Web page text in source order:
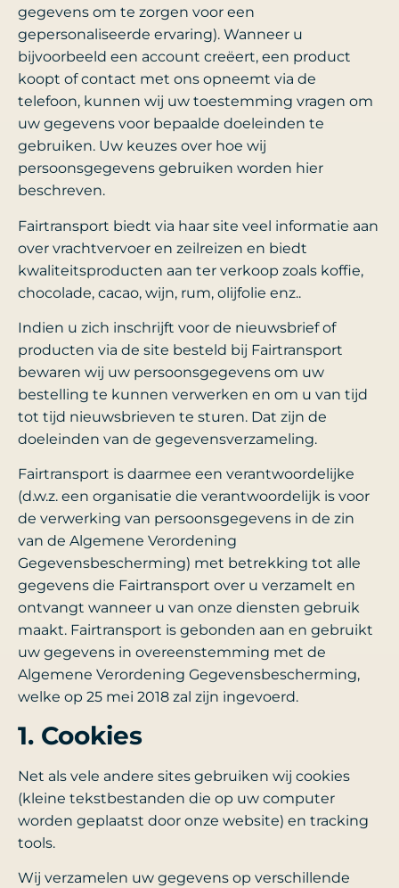
gegevens om te zorgen voor een
gepersonaliseerde ervaring). Wanneer u
bijvoorbeeld een account creëert, een product
koopt of contact met ons opneemt via de
telefoon, kunnen wij uw toestemming vragen om
uw gegevens voor bepaalde doeleinden te
gebruiken. Uw keuzes over hoe wij
persoonsgegevens gebruiken worden hier
beschreven.
Fairtransport biedt via haar site veel informatie aan
over vrachtvervoer en zeilreizen en biedt
kwaliteitsproducten aan ter verkoop zoals koffie,
chocolade, cacao, wijn, rum, olijfolie enz..
Indien u zich inschrijft voor de nieuwsbrief of
producten via de site besteld bij Fairtransport
bewaren wij uw persoonsgegevens om uw
bestelling te kunnen verwerken en om u van tijd
tot tijd nieuwsbrieven te sturen. Dat zijn de
doeleinden van de gegevensverzameling.
Fairtransport is daarmee een verantwoordelijke
(d.w.z. een organisatie die verantwoordelijk is voor
de verwerking van persoonsgegevens in de zin
van de Algemene Verordening
Gegevensbescherming) met betrekking tot alle
gegevens die Fairtransport over u verzamelt en
ontvangt wanneer u van onze diensten gebruik
maakt. Fairtransport is gebonden aan en gebruikt
uw gegevens in overeenstemming met de
Algemene Verordening Gegevensbescherming,
welke op 25 mei 2018 zal zijn ingevoerd.
1. Cookies
Net als vele andere sites gebruiken wij cookies
(kleine tekstbestanden die op uw computer
worden geplaatst door onze website) en tracking
tools.
Wij verzamelen uw gegevens op verschillende